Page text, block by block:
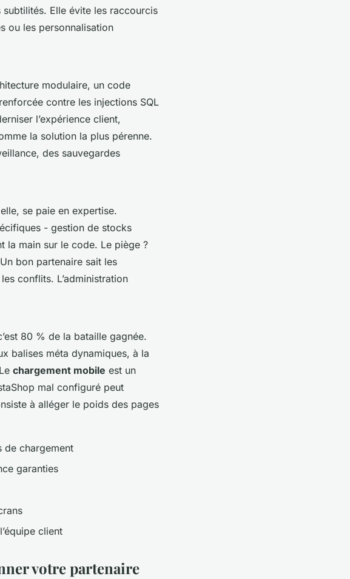
Elle évite les raccourcis
ou les personnalisation
modulaire, un code
contre les injections SQL
l’expérience client,
la solution la plus pérenne.
des sauvegardes
se paie en expertise.
- gestion de stocks
la main sur le code. Le piège ?
bon partenaire sait les
conflits. L’administration
80 % de la bataille gagnée.
balises méta dynamiques, à la
chargement mobile est un
mal configuré peut
à alléger le poids des pages
de chargement
garanties
client
votre partenaire